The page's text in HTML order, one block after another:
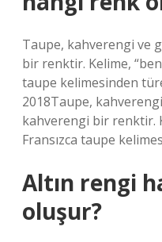
Taupe, kahverengi ve
bir renktir. Kelime,
taupe kelimesinden
2018Taupe,
kahverengi bir renktir.
Fransızca taupe
Altın rengi
oluşur?